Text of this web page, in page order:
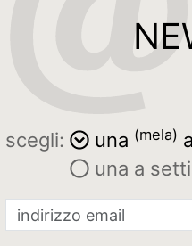
scegli: una (mela)
una a